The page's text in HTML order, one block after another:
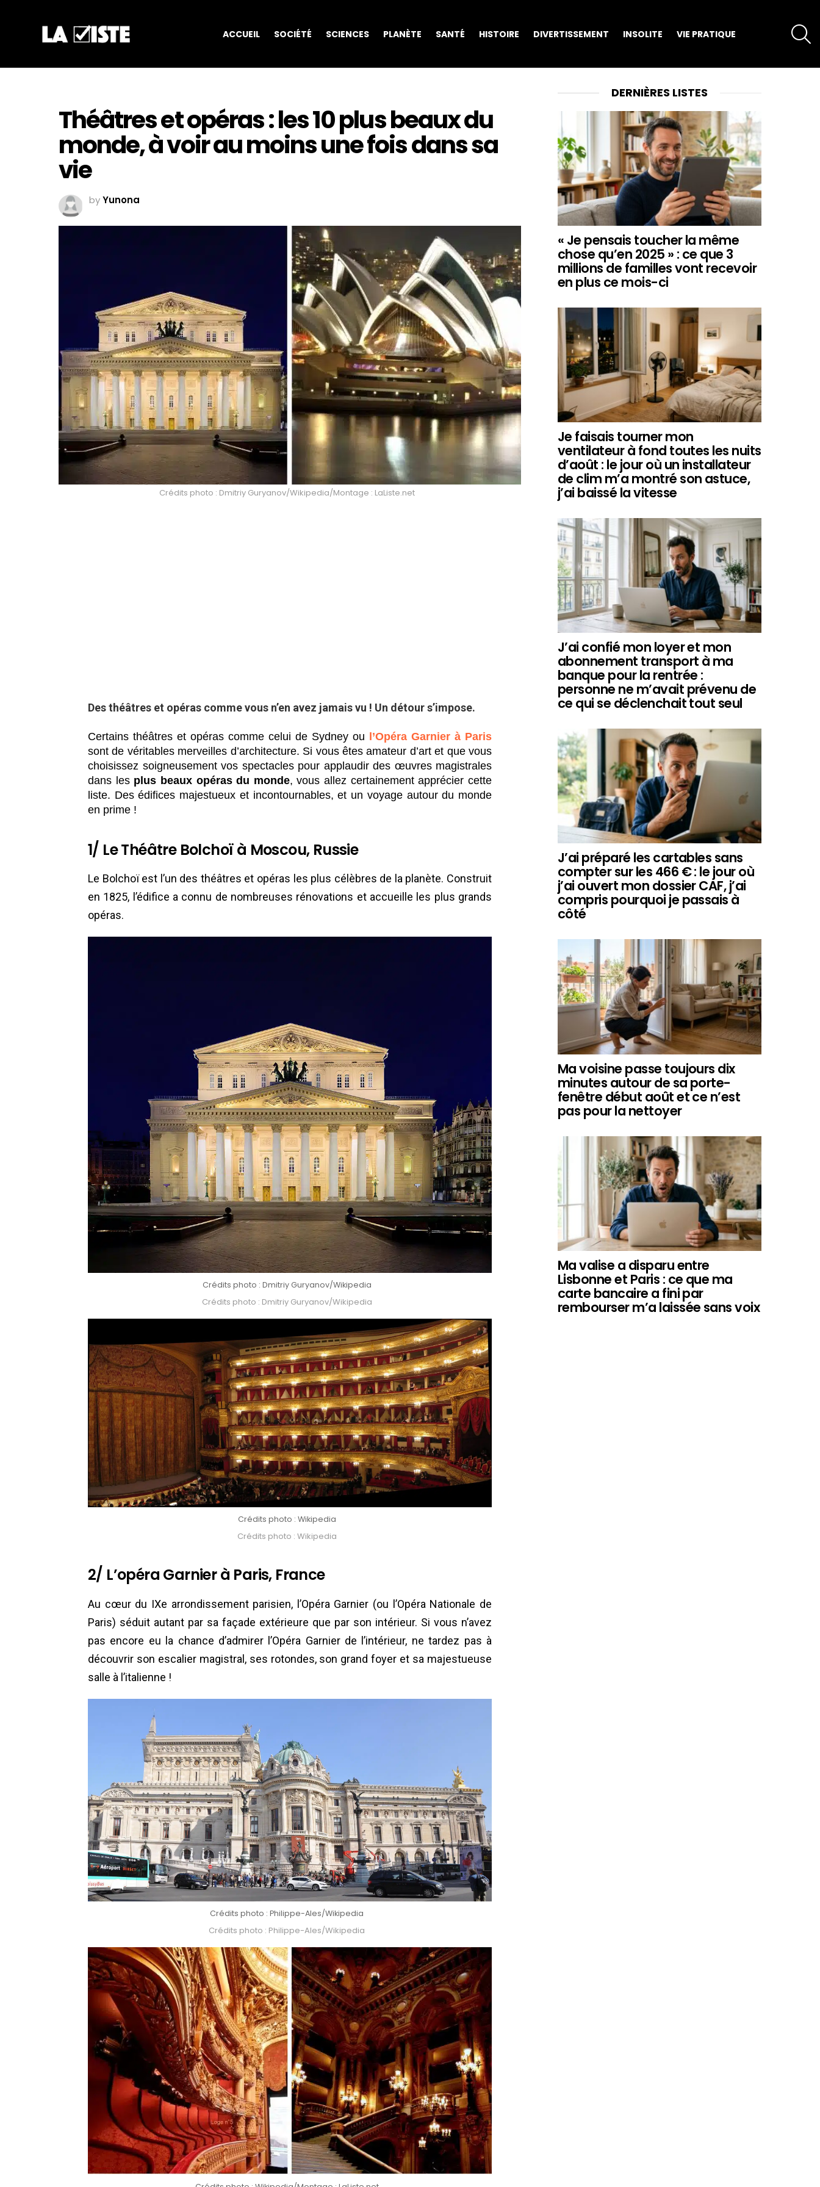
ACCUEIL SOCIÉTÉ SCIENCES PLANÈTE SANTÉ HISTOIRE DIVERTISSEMENT INSOLITE VIE PRATIQUE
Théâtres et opéras : les 10 plus beaux du
monde, à voir au moins une fois dans sa
vie
byYunona
Crédits photo : Dmitriy Guryanov/Wikipedia/Montage : LaListe.net
Des théâtres et opéras comme vous n’en avez jamais vu ! Un détour s’impose.
Certains théâtres et opéras comme celui de Sydney ou
l’Opéra Garnier à Paris
sont de véritables merveilles d’architecture. Si vous êtes amateur d’art et que vous
choisissez soigneusement vos spectacles pour applaudir des œuvres magistrales
dans les plus beaux opéras du monde, vous allez certainement apprécier cette
liste. Des édifices majestueux et incontournables, et un voyage autour du monde
en prime !
1/ Le Théâtre Bolchoï à Moscou, Russie
Le Bolchoï est l’un des théâtres et opéras les plus célèbres de la planète. Construit
en 1825, l’édifice a connu de nombreuses rénovations et accueille les plus grands
opéras.
Crédits photo : Dmitriy Guryanov/Wikipedia
Crédits photo : Dmitriy Guryanov/Wikipedia
Crédits photo : Wikipedia
Crédits photo : Wikipedia
2/ L’opéra Garnier à Paris, France
Au cœur du IXe arrondissement parisien, l’Opéra Garnier (ou l’Opéra Nationale de
Paris) séduit autant par sa façade extérieure que par son intérieur. Si vous n’avez
pas encore eu la chance d’admirer l’Opéra Garnier de l’intérieur, ne tardez pas à
découvrir son escalier magistral, ses rotondes, son grand foyer et sa majestueuse
salle à l’italienne !
Crédits photo : Philippe-Ales/Wikipedia
Crédits photo : Philippe-Ales/Wikipedia
DERNIÈRES LISTES
« Je pensais toucher la même
chose qu’en 2025 » : ce que 3
millions de familles vont recevoir
en plus ce mois-ci
Je faisais tourner mon
ventilateur à fond toutes les nuits
d’août : le jour où un installateur
de clim m’a montré son astuce,
j’ai baissé la vitesse
J’ai confié mon loyer et mon
abonnement transport à ma
banque pour la rentrée :
personne ne m’avait prévenu de
ce qui se déclenchait tout seul
J’ai préparé les cartables sans
compter sur les 466 € : le jour où
j’ai ouvert mon dossier CAF, j’ai
compris pourquoi je passais à
côté
Ma voisine passe toujours dix
minutes autour de sa porte-
fenêtre début août et ce n’est
pas pour la nettoyer
Ma valise a disparu entre
Lisbonne et Paris : ce que ma
carte bancaire a fini par
rembourser m’a laissée sans voix